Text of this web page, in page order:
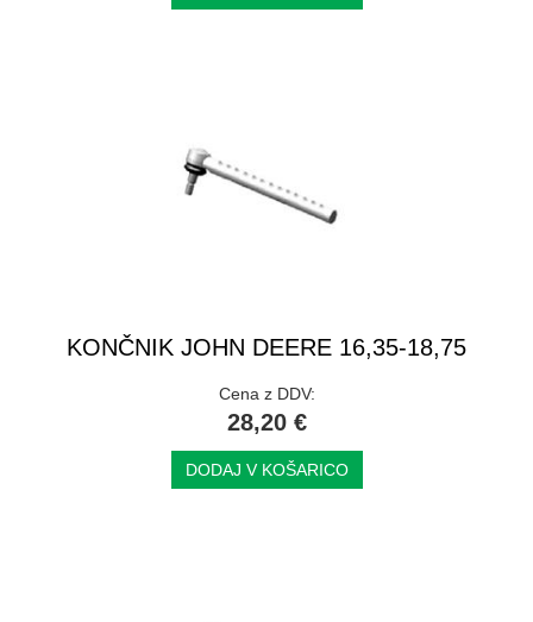
KONČNIK JOHN DEERE 16,35-18,75
Cena z DDV:
28,20 €
DODAJ V KOŠARICO